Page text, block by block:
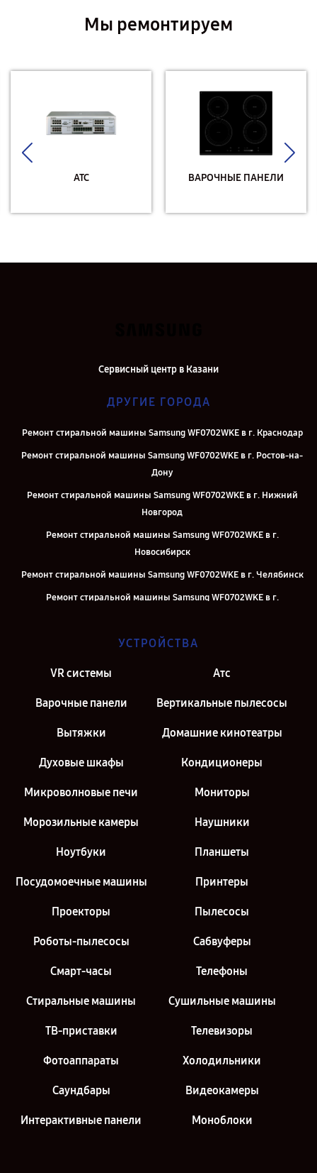
Мы ремонтируем
АТС ВАРОЧНЫЕ ПАНЕЛИ
Сервисный центр в Казани
ДРУГИЕ ГОРОДА
Ремонт стиральной машины Samsung WF0702WKE в г. Краснодар
Ремонт стиральной машины Samsung WF0702WKE в г. Ростов-на-
Дону
Ремонт стиральной машины Samsung WF0702WKE в г. Нижний
Новгород
Ремонт стиральной машины Samsung WF0702WKE в г.
Новосибирск
Ремонт стиральной машины Samsung WF0702WKE в г. Челябинск
Ремонт стиральной машины Samsung WF0702WKE в г.
Ремонт стиральной машины Samsung WF0702WKE в г. Москва
УСТРОЙСТВА
VR системы Атс
Варочные панели Вертикальные пылесосы
Вытяжки Домашние кинотеатры
Духовые шкафы Кондиционеры
Микроволновые печи Мониторы
Морозильные камеры Наушники
Ноутбуки Планшеты
Посудомоечные машины Принтеры
Проекторы Пылесосы
Роботы-пылесосы Сабвуферы
Смарт-часы Телефоны
Стиральные машины Сушильные машины
ТВ-приставки Телевизоры
Фотоаппараты Холодильники
Саундбары Видеокамеры
Интерактивные панели Моноблоки